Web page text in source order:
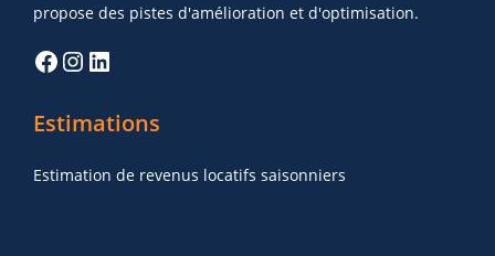
propose des pistes d'amélioration et d'optimisation.
Estimations
Estimation de revenus locatifs saisonniers